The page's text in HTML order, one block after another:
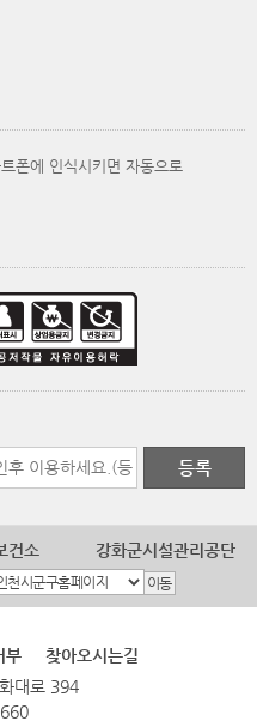
폰에 인식시키면 자동으로
건소 강화군시설관리공단
부
찾아오시는길
대로 394